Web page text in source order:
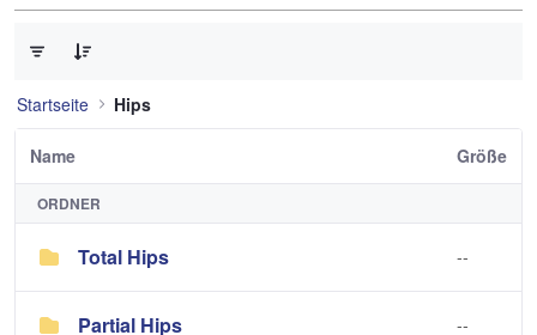
Startseite Hips
Name Größe
ORDNER
Total Hips --
Partial Hips --